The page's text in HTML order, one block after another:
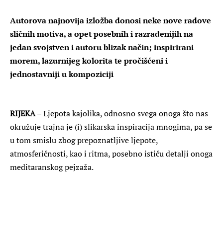
Autorova najnovija izložba donosi neke nove radove
sličnih motiva, a opet posebnih i razrađenijih na
jedan svojstven i autoru blizak način; inspirirani
morem, lazurnijeg kolorita te pročišćeni i
jednostavniji u kompoziciji
RIJEKA– Ljepota kajolika, odnosno svega onoga što nas
okružuje trajna je (i) slikarska inspiracija mnogima, pa se
u tom smislu zbog prepoznatljive ljepote,
atmosferičnosti, kao i ritma, posebno ističu detalji onoga
meditaranskog pejzaža.